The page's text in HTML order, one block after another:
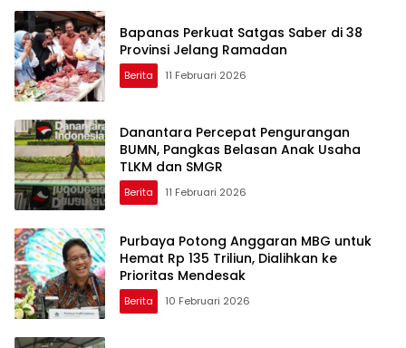
Bapanas Perkuat Satgas Saber di 38
Provinsi Jelang Ramadan
Berita 11 Februari 2026
Danantara Percepat Pengurangan
BUMN, Pangkas Belasan Anak Usaha
TLKM dan SMGR
Berita 11 Februari 2026
Purbaya Potong Anggaran MBG untuk
Hemat Rp 135 Triliun, Dialihkan ke
Prioritas Mendesak
Berita 10 Februari 2026